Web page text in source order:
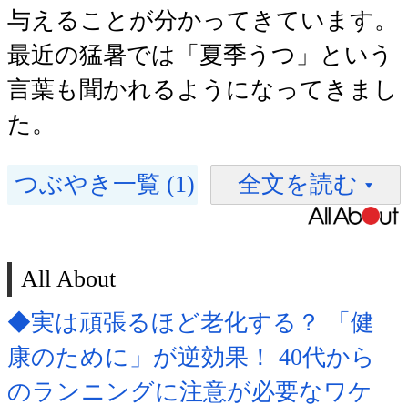
与えることが分かってきています。
最近の猛暑では「夏季うつ」という
言葉も聞かれるようになってきまし
た。
つぶやき一覧 (1) 全文を読む
All About
◆実は頑張るほど老化する？ 「健
康のために」が逆効果！ 40代から
のランニングに注意が必要なワケ